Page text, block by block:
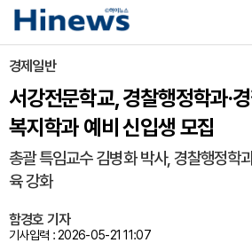
경제일반
서강전문학교, 경찰행정학과·
복지학과 예비 신입생 모집
총괄 특임교수 김병화 박사, 경찰행정학
육 강화
함경호 기자
기사입력 : 2026-05-21 11:07